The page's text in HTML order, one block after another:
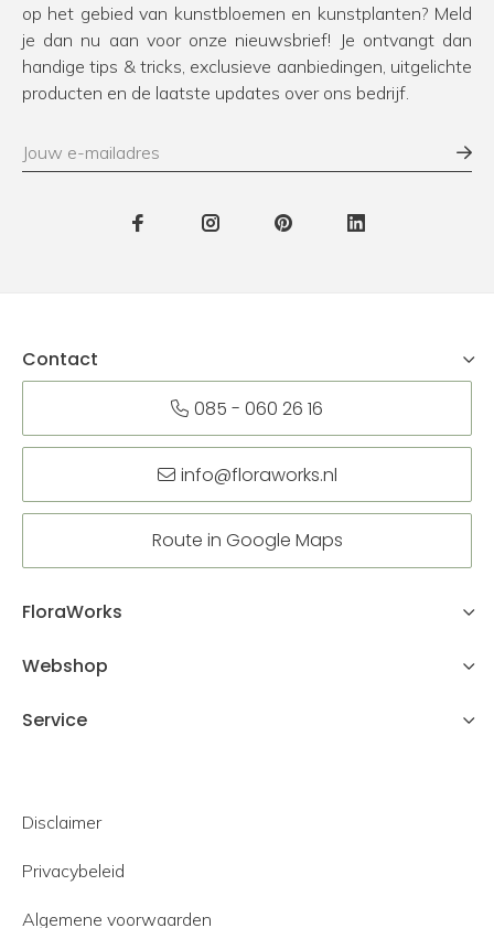
op het gebied van kunstbloemen en kunstplanten? Meld
je dan nu aan voor onze nieuwsbrief! Je ontvangt dan
handige tips & tricks, exclusieve aanbiedingen, uitgelichte
producten en de laatste updates over ons bedrijf.
Contact
085 - 060 26 16
info@floraworks.nl
Route in Google Maps
FloraWorks
Webshop
Service
Disclaimer
Privacybeleid
Algemene voorwaarden